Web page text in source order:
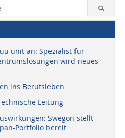
unit an: Spezialist für
wird neues
ins Berufsleben
Leitung
Swegon stellt
Portfolio bereit